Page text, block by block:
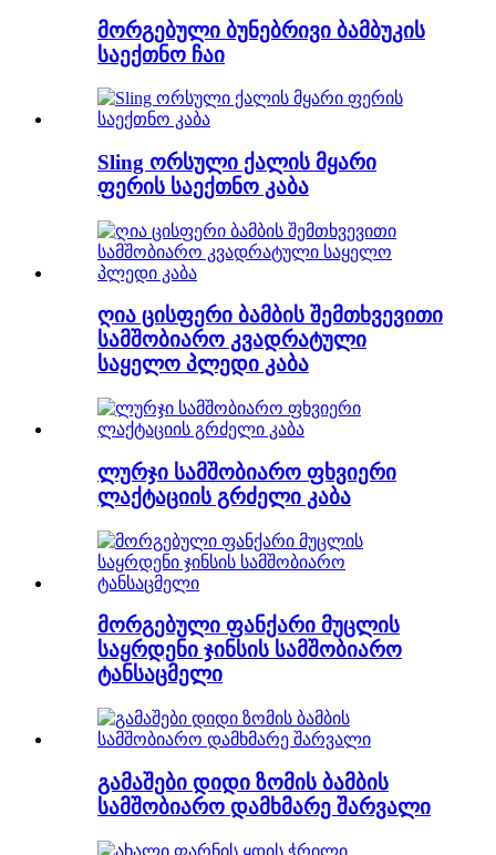
მორგებული ბუნებრივი ბამბუკის
საექთნო ჩაი
Sling ორსული ქალის მყარი
ფერის საექთნო კაბა
ღია ცისფერი ბამბის შემთხვევითი
სამშობიარო კვადრატული
საყელო პლედი კაბა
ლურჯი სამშობიარო ფხვიერი
ლაქტაციის გრძელი კაბა
მორგებული ფანქარი მუცლის
საყრდენი ჯინსის სამშობიარო
ტანსაცმელი
გამაშები დიდი ზომის ბამბის
სამშობიარო დამხმარე შარვალი